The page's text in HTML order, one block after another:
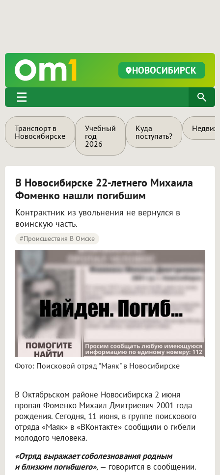
НОВОСИБИРСК
Транспорт в
Новосибирске
Учебный
год
2026
Куда
поступать?
В Новосибирске 22-летнего Михаила
Фоменко нашли погибшим
Контрактник из увольнения не вернулся в
воинскую часть.
#Происшествия В Омске
Фото: Поисковой отряд "Маяк" в Новосибирске
В Октябрьском районе Новосибирска 2 июня
пропал Фоменко Михаил Дмитриевич 2001 года
рождения. Сегодня, 11 июня, в группе поискового
отряда «Маяк» в «ВКонтакте» сообщили о гибели
молодого человека.
«Отряд выражает соболезнования родным
и близким погибшего», — говорится в сообщении.